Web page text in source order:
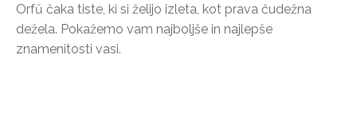
Orfű čaka tiste, ki si želijo izleta, kot prava čudežna
dežela. Pokažemo vam najboljše in najlepše
znamenitosti vasi.